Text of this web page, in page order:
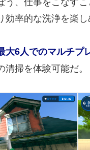
率的な洗浄を楽し
大6人でのマルチプ
掃を体験可能だ。